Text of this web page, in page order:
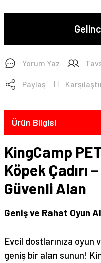
Yorum Yaz
Paylaş
Ürün Bilgisi
KingCamp
Köpek Çadırı
Güvenli Alan
Geniş ve Rahat Oyun
Evcil dostlarınıza oyun
geniş bir alan sunun!